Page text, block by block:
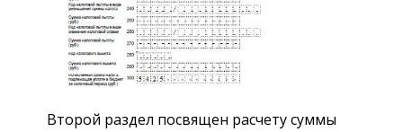
Второй раздел посвящен расчету суммы